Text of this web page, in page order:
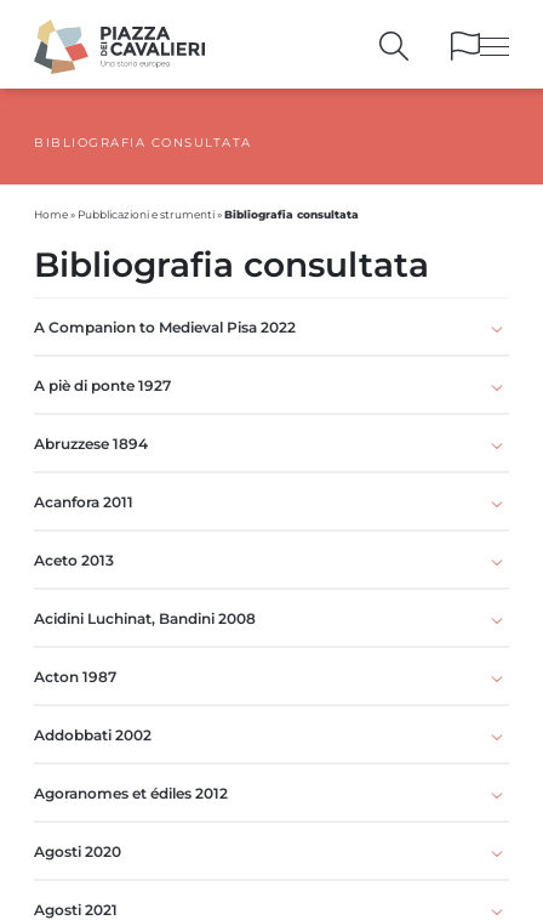
PUBBLICAZIONI E STRUMENTI
BIBLIOGRAFIA CONSULTATA
Home» Pubblicazioni e strumenti»Bibliografia consultata
Bibliografia consultata
A Companion to Medieval Pisa 2022
A piè di ponte 1927
Abruzzese 1894
Acanfora 2011
Aceto 2013
Acidini Luchinat, Bandini 2008
Acton 1987
Addobbati 2002
Agoranomes et édiles 2012
Agosti 2020
Agosti 2021